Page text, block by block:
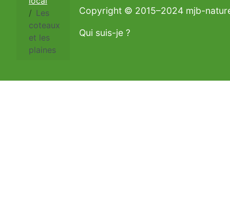
Les
coteaux
et les
plaines
Copyright © 2015–2024 mjb-
Qui suis-je ?